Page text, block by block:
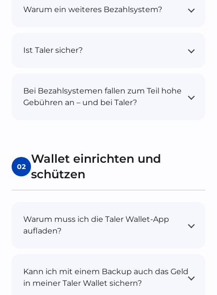
Warum ein weiteres Bezahlsystem?
Ist Taler sicher?
Bei Bezahlsystemen fallen zum Teil hohe
Gebühren an – und bei Taler?
02
Wallet einrichten und
schützen
Warum muss ich die Taler Wallet-App
aufladen?
Kann ich mit einem Backup auch das Geld
in meiner Taler Wallet sichern?